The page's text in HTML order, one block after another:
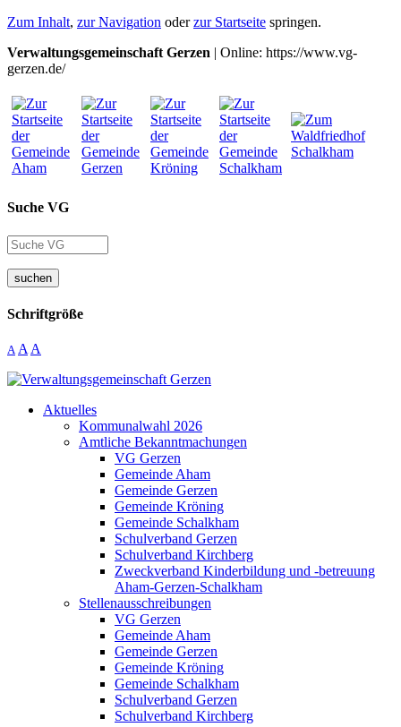
Zum Inhalt, zur Navigation oderzur Startseite springen.
Verwaltungsgemeinschaft Gerzen | Online: https://www.vg-
gerzen.de/
Suche VG
suchen
Schriftgröße
A A A
Aktuelles
Kommunalwahl 2026
Amtliche Bekanntmachungen
VG Gerzen
Gemeinde Aham
Gemeinde Gerzen
Gemeinde Kröning
Gemeinde Schalkham
Schulverband Gerzen
Schulverband Kirchberg
Zweckverband Kinderbildung und -betreuung
Aham-Gerzen-Schalkham
Stellenausschreibungen
VG Gerzen
Gemeinde Aham
Gemeinde Gerzen
Gemeinde Kröning
Gemeinde Schalkham
Schulverband Gerzen
Schulverband Kirchberg